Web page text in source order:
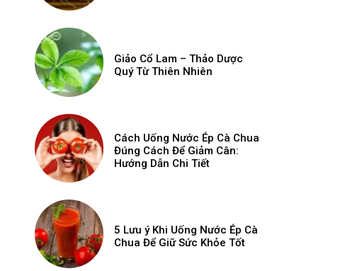
Giảo Cổ Lam – Thảo Dược
Quý Từ Thiên Nhiên
Cách Uống Nước Ép Cà Chua
Đúng Cách Để Giảm Cân:
Hướng Dẫn Chi Tiết
5 Lưu ý Khi Uống Nước Ép Cà
Chua Để Giữ Sức Khỏe Tốt